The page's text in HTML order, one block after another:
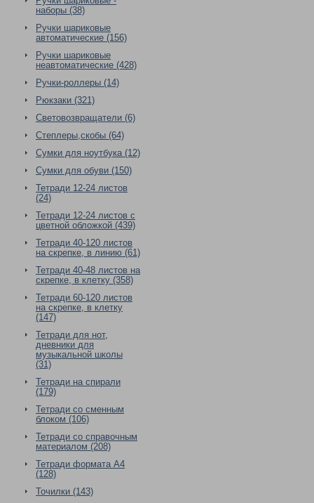
наборы (38)
Ручки шариковые
автоматические (156)
Ручки шариковые
неавтоматические (428)
Ручки-роллеры (14)
Рюкзаки (321)
Световозвращатели (6)
Степлеры,скобы (64)
Сумки для ноутбука (12)
Сумки для обуви (150)
Тетради 12-24 листов
(24)
Тетради 12-24 листов с
цветной обложкой (439)
Тетради 40-120 листов
на скрепке, в линию (61)
Тетради 40-48 листов на
скрепке, в клетку (358)
Тетради 60-120 листов
на скрепке, в клетку
(147)
Тетради для нот,
дневники для
музыкальной школы
(31)
Тетради на спирали
(179)
Тетради со сменным
блоком (106)
Тетради со справочным
материалом (208)
Тетради формата А4
(128)
Точилки (143)